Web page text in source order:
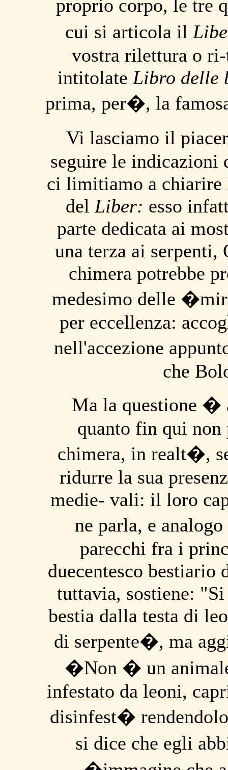
proprio corpo, le tre
cui si articola il
vostra rilettura o
intitolate Libro delle
prima, per�, la
Vi lasciamo il
seguire le indicazioni
ci limitiamo a chiarire
del Liber: esso
parte dedicata ai
una terza ai serpenti,
chimera potrebbe
medesimo delle
per eccellenza:
nell'accezione
che
Ma la questione �
quanto fin qui non
chimera, in realt�,
ridurre la sua
medie- vali: il loro
ne parla, e
parecchi fra i
duecentesco bestiario
tuttavia, sostiene:
bestia dalla testa di
di serpente�, ma
�Non � un
infestato da leoni,
disinfest�
si dice che egli